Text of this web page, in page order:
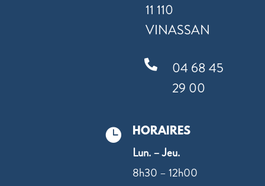
11 110
VINASSAN

04 68 45
29 00
 HORAIRES
Lun. – Jeu.
8h30 – 12h00